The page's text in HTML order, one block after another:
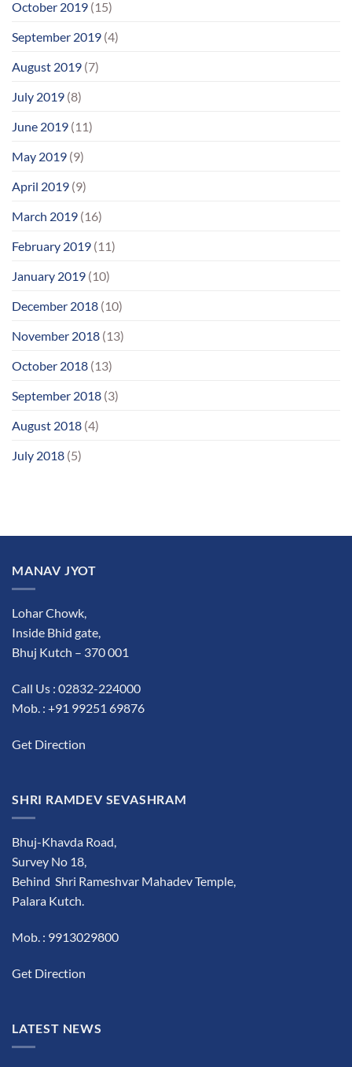
October 2019 (15)
September 2019 (4)
August 2019 (7)
July 2019 (8)
June 2019 (11)
May 2019 (9)
April 2019 (9)
March 2019 (16)
February 2019 (11)
January 2019 (10)
December 2018 (10)
November 2018 (13)
October 2018 (13)
September 2018 (3)
August 2018 (4)
July 2018 (5)
MANAV JYOT
Lohar Chowk,
Inside Bhid gate,
Bhuj Kutch – 370 001
Call Us : 02832-224000
Mob. : +91 99251 69876
Get Direction
SHRI RAMDEV SEVASHRAM
Bhuj-Khavda Road,
Survey No 18,
Behind Shri Rameshvar Mahadev Temple,
Palara Kutch.
Mob. : 9913029800
Get Direction
LATEST NEWS